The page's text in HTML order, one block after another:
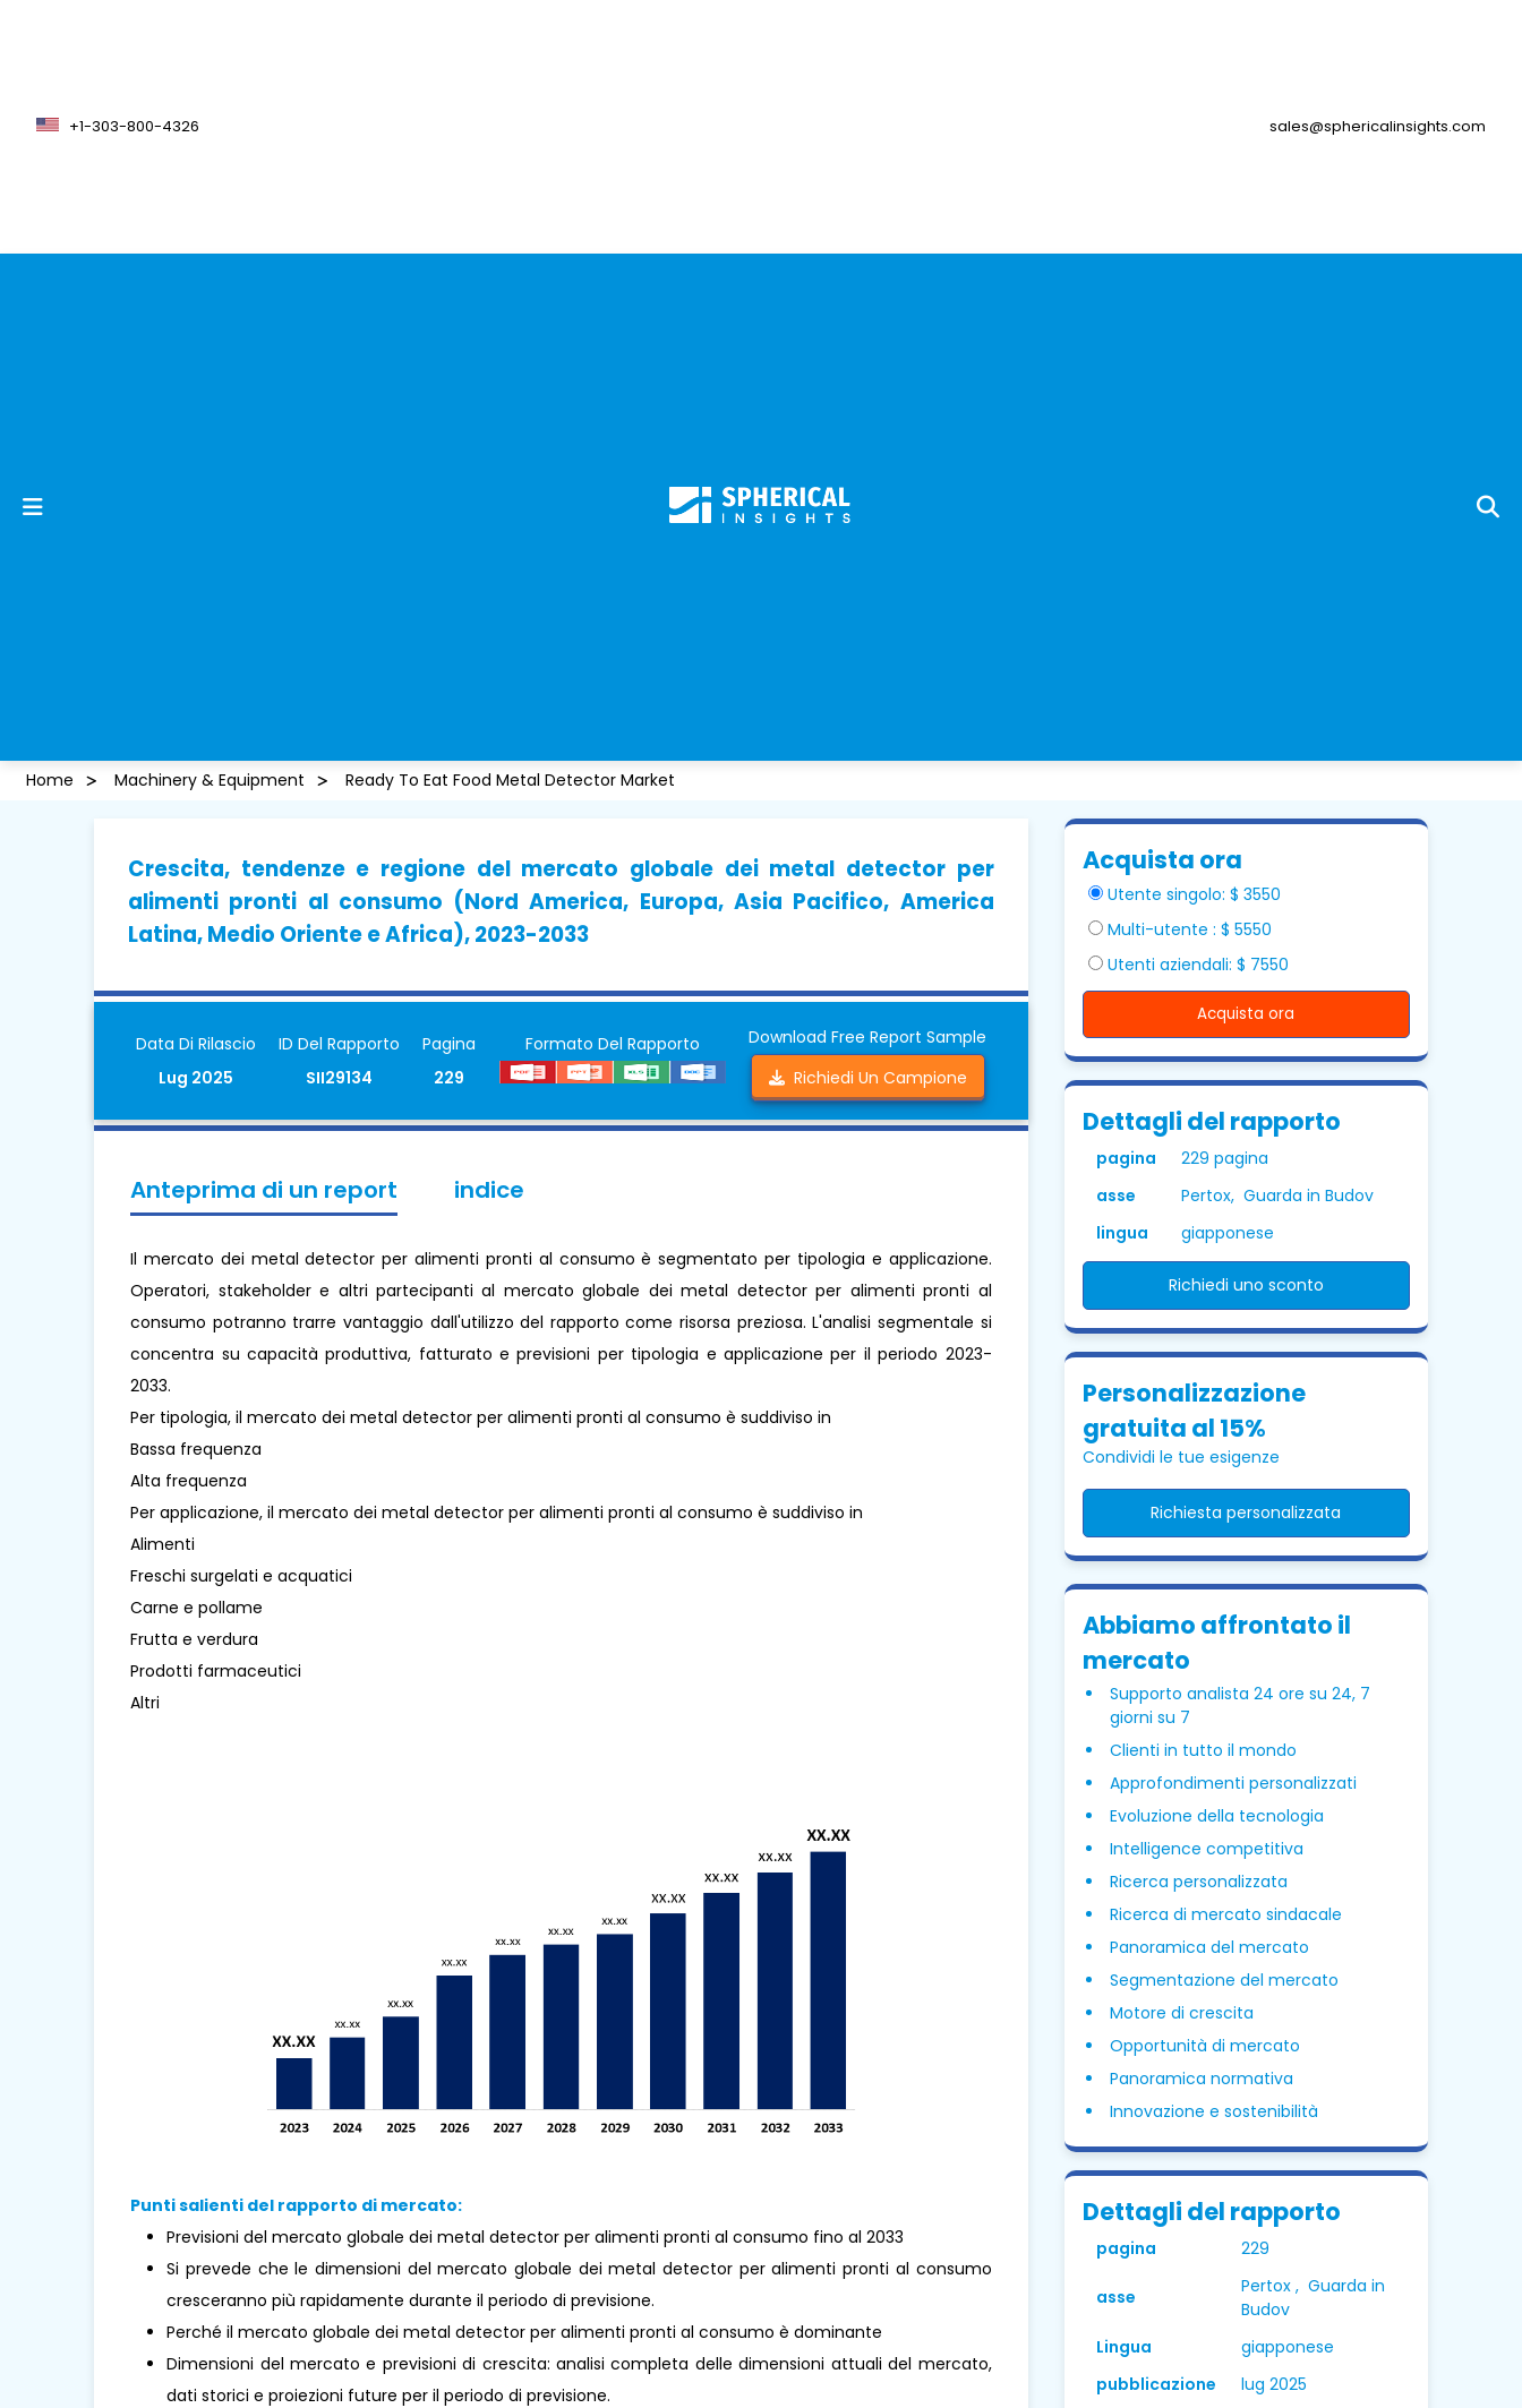
+1-303-800-4326 sales@sphericalinsights.com
Home Machinery & Equipment Ready To Eat Food Metal Detector Market
Crescita, tendenze e regione del mercato globale dei metal detector per
alimenti pronti al consumo (Nord America, Europa, Asia Pacifico, America
Latina, Medio Oriente e Africa), 2023-2033
Data Di Rilascio
Lug 2025
ID Del Rapporto
SII29134
Pagina
229
Formato Del Rapporto
Download Free Report Sample
Richiedi Un Campione
Anteprima di un report indice
Il mercato dei metal detector per alimenti pronti al consumo è segmentato per tipologia e applicazione.
Operatori, stakeholder e altri partecipanti al mercato globale dei metal detector per alimenti pronti al
consumo potranno trarre vantaggio dall'utilizzo del rapporto come risorsa preziosa. L'analisi segmentale si
concentra su capacità produttiva, fatturato e previsioni per tipologia e applicazione per il periodo 2023-
2033.
Per tipologia, il mercato dei metal detector per alimenti pronti al consumo è suddiviso in
Bassa frequenza
Alta frequenza
Per applicazione, il mercato dei metal detector per alimenti pronti al consumo è suddiviso in
Alimenti
Freschi surgelati e acquatici
Carne e pollame
Frutta e verdura
Prodotti farmaceutici
Altri
Punti salienti del rapporto di mercato:
Previsioni del mercato globale dei metal detector per alimenti pronti al consumo fino al 2033
Si prevede che le dimensioni del mercato globale dei metal detector per alimenti pronti al consumo
cresceranno più rapidamente durante il periodo di previsione.
Perché il mercato globale dei metal detector per alimenti pronti al consumo è dominante
Dimensioni del mercato e previsioni di crescita: analisi completa delle dimensioni attuali del mercato,
dati storici e proiezioni future per il periodo di previsione.
Acquista ora
Utente singolo: $ 3550
Multi-utente : $ 5550
Utenti aziendali: $ 7550
Acquista ora
Dettagli del rapporto
pagina
229 pagina
asse
Pertox, Guarda in Budov
lingua
giapponese
Richiedi uno sconto
Personalizzazione
gratuita al 15%
Condividi le tue esigenze
Richiesta personalizzata
Abbiamo affrontato il
mercato
Supporto analista 24 ore su 24, 7
giorni su 7
Clienti in tutto il mondo
Approfondimenti personalizzati
Evoluzione della tecnologia
Intelligence competitiva
Ricerca personalizzata
Ricerca di mercato sindacale
Panoramica del mercato
Segmentazione del mercato
Motore di crescita
Opportunità di mercato
Panoramica normativa
Innovazione e sostenibilità
Dettagli del rapporto
pagina 229
asse
Pertox , Guarda in
Budov
Lingua
giapponese
pubblicazione
lug 2025